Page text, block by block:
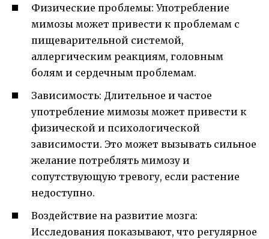
Физические проблемы: Употребление
мимозы может привести к проблемам с
пищеварительной системой,
аллергическим реакциям, головным
болям и сердечным проблемам.
Зависимость: Длительное и частое
употребление мимозы может привести к
физической и психологической
зависимости. Это может вызывать сильное
желание потреблять мимозу и
сопутствующую тревогу, если растение
недоступно.
Воздействие на развитие мозга:
Исследования показывают, что регулярное